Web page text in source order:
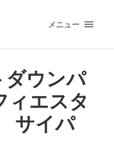
メニュー
ダウンパ
エスタ
サイパ